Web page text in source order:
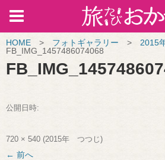
HOME > フォトギャラリー > 2015
FB_IMG_1457486074068
公開日時:
720 × 540 (2015年 つつじ)
← 前へ